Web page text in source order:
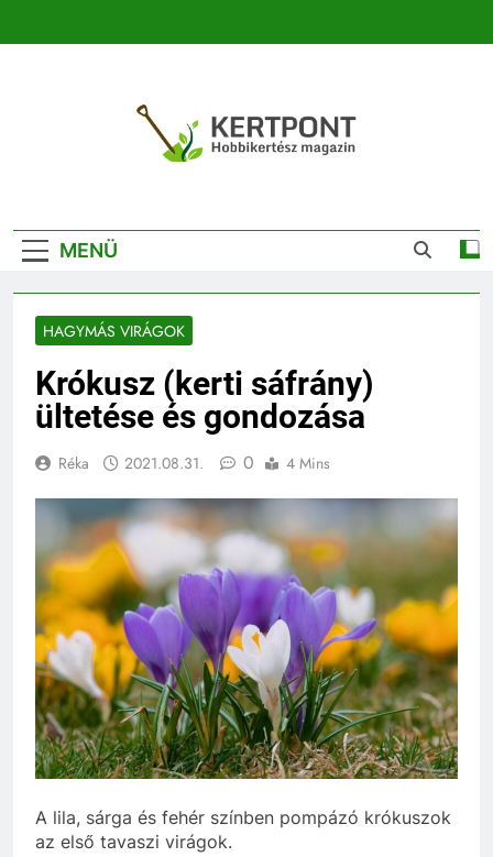
Kertészeti
Magazin |
Növénykereső És
Növényhatározó
MENÜ
HAGYMÁS VIRÁGOK
Krókusz (kerti sáfrány)
ültetése és gondozása
Réka 2021.08.31. 0 4 Mins
A lila, sárga és fehér színben pompázó krókuszok
az első tavaszi virágok.